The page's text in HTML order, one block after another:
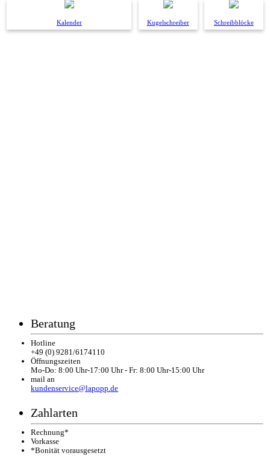
Kalender Kugelschreiber Schreibblöcke
Beratung
Hotline
+49 (0) 9281/6174110
Öffnungszeiten
Mo-Do: 8:00 Uhr-17:00 Uhr - Fr: 8:00 Uhr-15:00 Uhr
mail an
kundenservice@lapopp.de
Zahlarten
Rechnung*
Vorkasse
*Bonität vorausgesetzt